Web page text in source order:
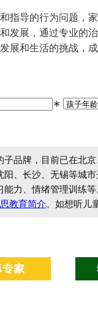
指导的行为问题，
发展，通过专业的
展和生活的挑战，
∗
品牌，目前已在北
、长沙、无锡等城
力、情绪管理训练
教育简介。如想听儿